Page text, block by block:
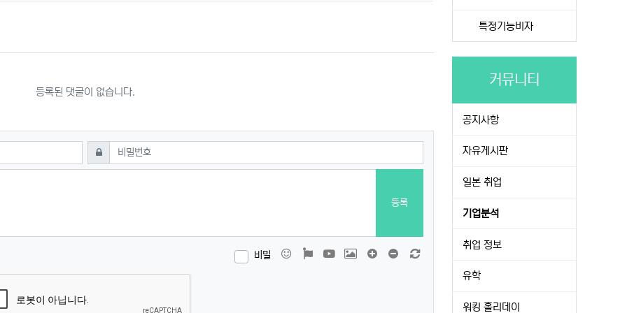
등록된 댓글이 없습니다.
비밀번호필수
등록
비밀 이모티콘폰트어썸동영상 이미지 댓글창 늘이기댓글창 줄이기
특정기능비자
커뮤니티
공지사항
자유게시판
일본 취업
기업분석
취업 정보
유학
워킹 홀리데이